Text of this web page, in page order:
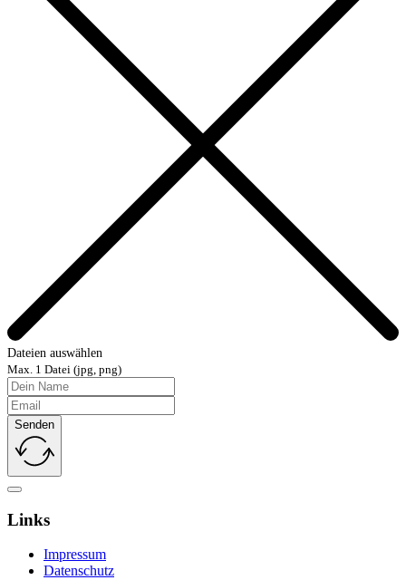
Dateien auswählen
Max. 1 Datei (jpg, png)
Senden
Links
Impressum
Datenschutz